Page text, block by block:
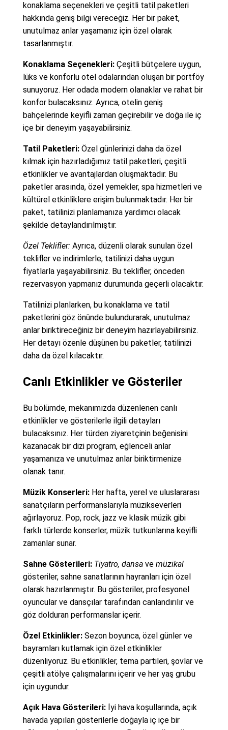
konaklama seçenekleri ve çeşitli tatil paketleri
hakkında geniş bilgi vereceğiz. Her bir paket,
unutulmaz anlar yaşamanız için özel olarak
tasarlanmıştır.
Konaklama Seçenekleri:Çeşitli bütçelere uygun,
lüks ve konforlu otel odalarından oluşan bir portföy
sunuyoruz. Her odada modern olanaklar ve rahat bir
konfor bulacaksınız. Ayrıca, otelin geniş
bahçelerinde keyifli zaman geçirebilir ve doğa ile iç
içe bir deneyim yaşayabilirsiniz.
Tatil Paketleri:Özel günlerinizi daha da özel
kılmak için hazırladığımız tatil paketleri, çeşitli
etkinlikler ve avantajlardan oluşmaktadır. Bu
paketler arasında, özel yemekler, spa hizmetleri ve
kültürel etkinliklere erişim bulunmaktadır. Her bir
paket, tatilinizi planlamanıza yardımcı olacak
şekilde detaylandırılmıştır.
Özel Teklifler:Ayrıca, düzenli olarak sunulan özel
teklifler ve indirimlerle, tatilinizi daha uygun
fiyatlarla yaşayabilirsiniz. Bu teklifler, önceden
rezervasyon yapmanız durumunda geçerli olacaktır.
Tatilinizi planlarken, bu konaklama ve tatil
paketlerini göz önünde bulundurarak, unutulmaz
anlar biriktireceğiniz bir deneyim hazırlayabilirsiniz.
Her detayı özenle düşünen bu paketler, tatilinizi
daha da özel kılacaktır.
Canlı Etkinlikler ve Gösteriler
Bu bölümde, mekanımızda düzenlenen canlı
etkinlikler ve gösterilerle ilgili detayları
bulacaksınız. Her türden ziyaretçinin beğenisini
kazanacak bir dizi program, eğlenceli anlar
yaşamanıza ve unutulmaz anlar biriktirmenize
olanak tanır.
Müzik Konserleri:Her hafta, yerel ve uluslararası
sanatçıların performanslarıyla müzikseverleri
ağırlayoruz. Pop, rock, jazz ve klasik müzik gibi
farklı türlerde konserler, müzik tutkunlarına keyifli
zamanlar sunar.
Sahne Gösterileri: Tiyatro, dansave müzikal
gösteriler, sahne sanatlarının hayranları için özel
olarak hazırlanmıştır. Bu gösteriler, profesyonel
oyuncular ve dansçılar tarafından canlandırılır ve
göz dolduran performanslar içerir.
Özel Etkinlikler:Sezon boyunca, özel günler ve
bayramları kutlamak için özel etkinlikler
düzenliyoruz. Bu etkinlikler, tema partileri, şovlar ve
çeşitli atölye çalışmalarını içerir ve her yaş grubu
için uygundur.
Açık Hava Gösterileri:İyi hava koşullarında, açık
havada yapılan gösterilerle doğayla iç içe bir